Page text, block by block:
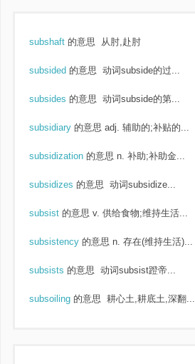
subshaft 的意思 从肘,赴肘
subsided 的意思 动词subside的过...
subsides 的意思 动词subside的第...
subsidiary 的意思 adj. 辅助的;补贴的...
subsidization 的意思 n. 补助;补助金...
subsidizes 的意思 动词subsidize...
subsist 的意思 v. 供给食物;维持生活...
subsistency 的意思 n. 存在(维持生活)...
subsists 的意思 动词subsist蹬帝...
subsoiling 的意思 耕心土,耕底土,深翻...